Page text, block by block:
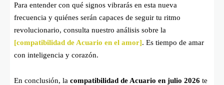
Para entender con qué signos vibrarás en esta nueva
frecuencia y quiénes serán capaces de seguir tu ritmo
revolucionario, consulta nuestro análisis sobre la
[compatibilidad de Acuario en el amor]. Es tiempo de amar
con inteligencia y corazón.
En conclusión, la compatibilidad de Acuario en julio 2026 te